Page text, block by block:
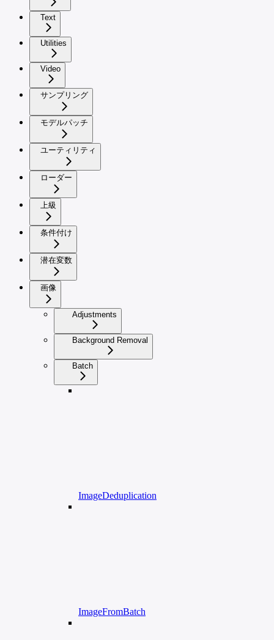
Text
Utilities
Video
サンプリング
モデルパッチ
ユーティリティ
ローダー
上級
条件付け
潜在変数
画像
Adjustments
Background Removal
Batch
ImageDeduplication
ImageFromBatch